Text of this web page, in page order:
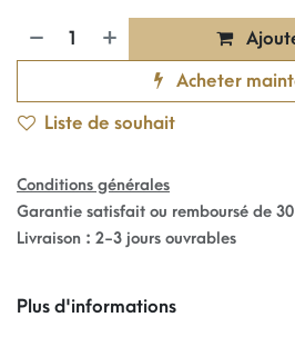
Acheter
Liste de souhait
Conditions générales
Garantie satisfait ou remboursé de
Livraison : 2-3 jours ouvrables
Plus d'informations